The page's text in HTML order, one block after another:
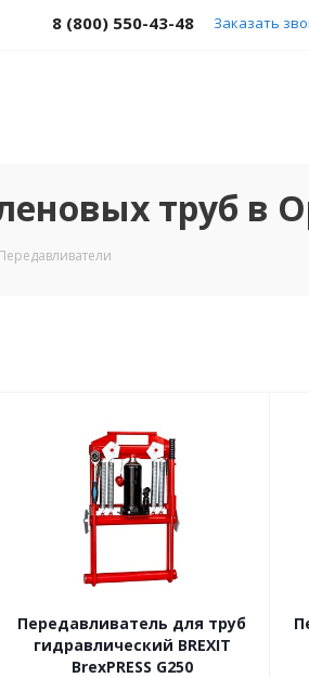
8 (800) 550-43-48 Заказать
труб в
Передавливатели
Передавливатель для труб
гидравлический BREXIT
BrexPRESS G250